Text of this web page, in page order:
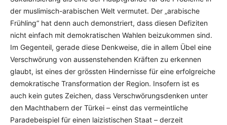
der muslimisch-arabischen Welt vermutet. Der „arabische
Frühling“ hat denn auch demonstriert, dass diesen Defiziten
nicht einfach mit demokratischen Wahlen beizukommen sind.
Im Gegenteil, gerade diese Denkweise, die in allem Übel eine
Verschwörung von aussenstehenden Kräften zu erkennen
glaubt, ist eines der grössten Hindernisse für eine erfolgreiche
demokratische Transformation der Region. Insofern ist es
auch kein gutes Zeichen, dass Verschwörungsdenken unter
den Machthabern der Türkei – einst das vermeintliche
Paradebeispiel für einen laizistischen Staat – derzeit